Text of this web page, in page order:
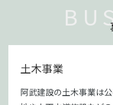
土木事業
阿武建設の土木事業は